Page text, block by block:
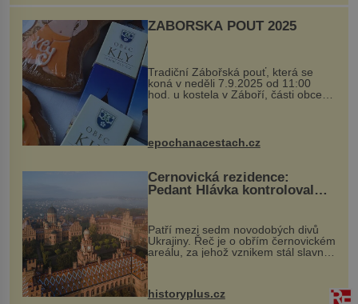
ZÁBOŘSKÁ POUŤ 2025
Tradiční Zábořská pouť, která se
koná v neděli 7.9.2025 od 11:00
hod. u kostela v Záboří, části obce
Kly u Mělníka. V programu naleznete
komentovanou prohlídku kostela,
epochanacestach.cz
Černovická rezidence:
Pedant Hlávka kontroloval
Patří mezi sedm novodobých divů
Ukrajiny. Řeč je o obřím černovickém
areálu, za jehož vznikem stál slavný
český architekt Josef Hlávka. Ten si
na něm dal mimořádně záležet. Jeho
historyplus.cz